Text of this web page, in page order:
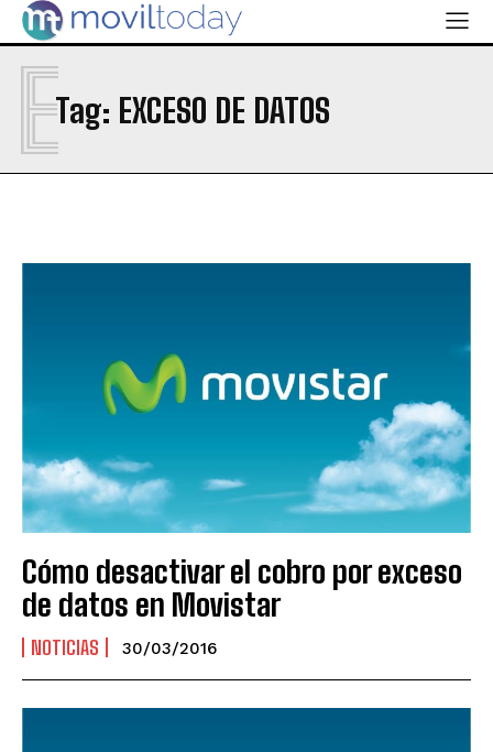
Tag: EXCESO DE DATOS
E
Cómo desactivar el cobro por exceso
de datos en Movistar
NOTICIAS 30/03/2016